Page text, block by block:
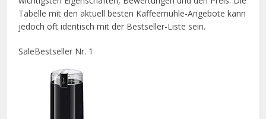
Tabelle mit den aktuell besten Kaffeemühle-Angebote kann
jedoch oft identisch mit der Bestseller-Liste sein.
SaleBestseller Nr. 1